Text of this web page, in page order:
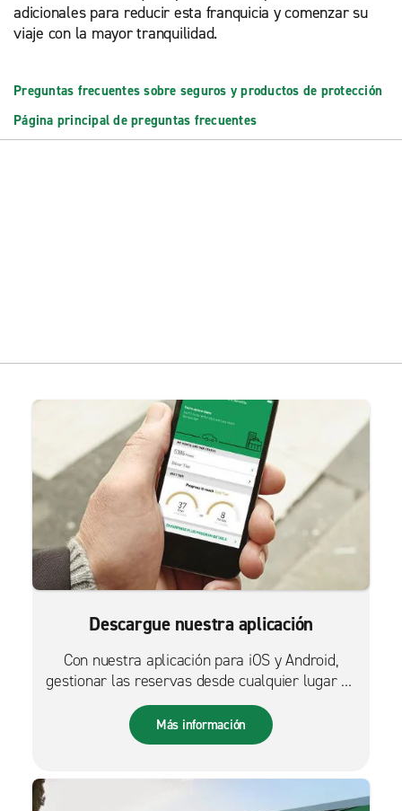
adicionales para reducir esta franquicia y comenzar su
viaje con la mayor tranquilidad.
Preguntas frecuentes sobre seguros y productos de protección
Página principal de preguntas frecuentes
Descargue nuestra aplicación
Con nuestra aplicación para iOS y Android,
gestionar las reservas desde cualquier lugar es
más fácil que nunca.
Más información